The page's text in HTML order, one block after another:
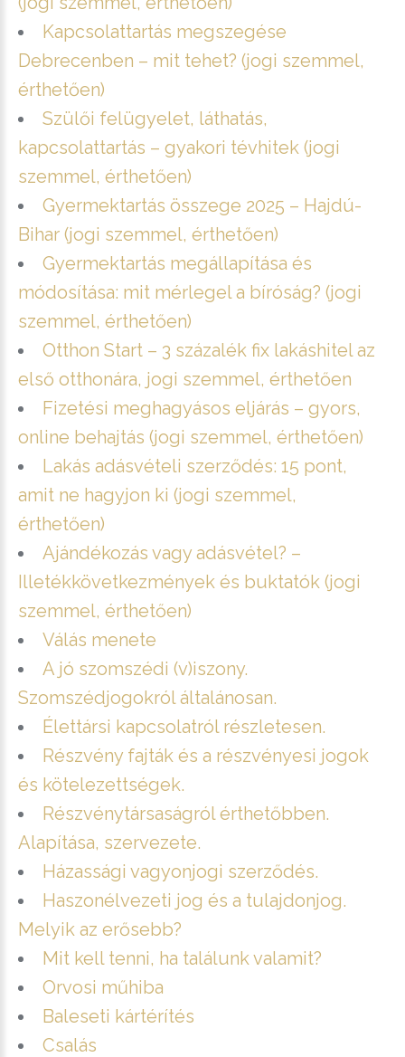
Kapcsolattartás megszegése
Debrecenben – mit tehet? (jogi szemmel,
érthetően)
Szülői felügyelet, láthatás,
kapcsolattartás – gyakori tévhitek (jogi
szemmel, érthetően)
Gyermektartás összege 2025 – Hajdú-
Bihar (jogi szemmel, érthetően)
Gyermektartás megállapítása és
módosítása: mit mérlegel a bíróság? (jogi
szemmel, érthetően)
Otthon Start – 3 százalék fix lakáshitel az
első otthonára, jogi szemmel, érthetően
Fizetési meghagyásos eljárás – gyors,
online behajtás (jogi szemmel, érthetően)
Lakás adásvételi szerződés: 15 pont,
amit ne hagyjon ki (jogi szemmel,
érthetően)
Ajándékozás vagy adásvétel? –
Illetékkövetkezmények és buktatók (jogi
szemmel, érthetően)
Válás menete
A jó szomszédi (v)iszony.
Szomszédjogokról általánosan.
Élettársi kapcsolatról részletesen.
Részvény fajták és a részvényesi jogok
és kötelezettségek.
Részvénytársaságról érthetőbben.
Alapítása, szervezete.
Házassági vagyonjogi szerződés.
Haszonélvezeti jog és a tulajdonjog.
Melyik az erősebb?
Mit kell tenni, ha találunk valamit?
Orvosi műhiba
Baleseti kártérítés
Csalás